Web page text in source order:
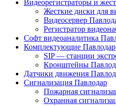
Видеорегистраторы и
Жесткие диски для
Видеосервер
Регистратор
Софт видеоаналитика
Комплектующие Павлодар
SIP — станции
Кронштейны
Датчики движения
Сигнализация Павлодар
Пожарная
Охранная